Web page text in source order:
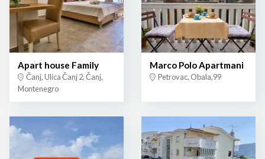
Apart house Family
Čanj, Ulica Čanj 2, Čanj,
Montenegro
Marco Polo Apartmani
Petrovac, Obala,99